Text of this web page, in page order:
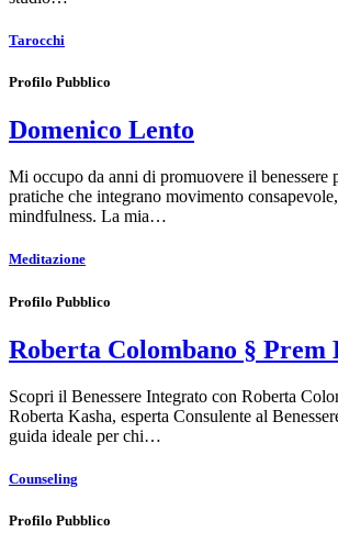
Tarocchi
Profilo Pubblico
Domenico Lento
Mi occupo da anni di promuovere il benessere
pratiche che integrano movimento
mindfulness. La mia…
Meditazione
Profilo Pubblico
Roberta Colombano § Prem
Scopri il Benessere Integrato con Roberta
Roberta Kasha, esperta Consulente al
guida ideale per chi…
Counseling
Profilo Pubblico